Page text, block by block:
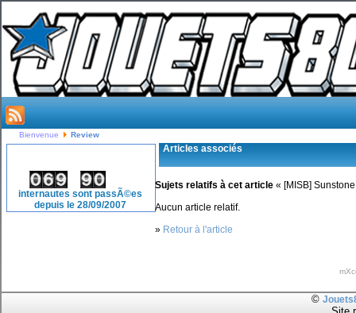
Bienvenue Review
internautes sont passÃ©es
depuis le 28/09/2007
Articles associés
Sujets relatifs à cet article « [MISB]
Aucun article relatif.
» Retour à l'article
©